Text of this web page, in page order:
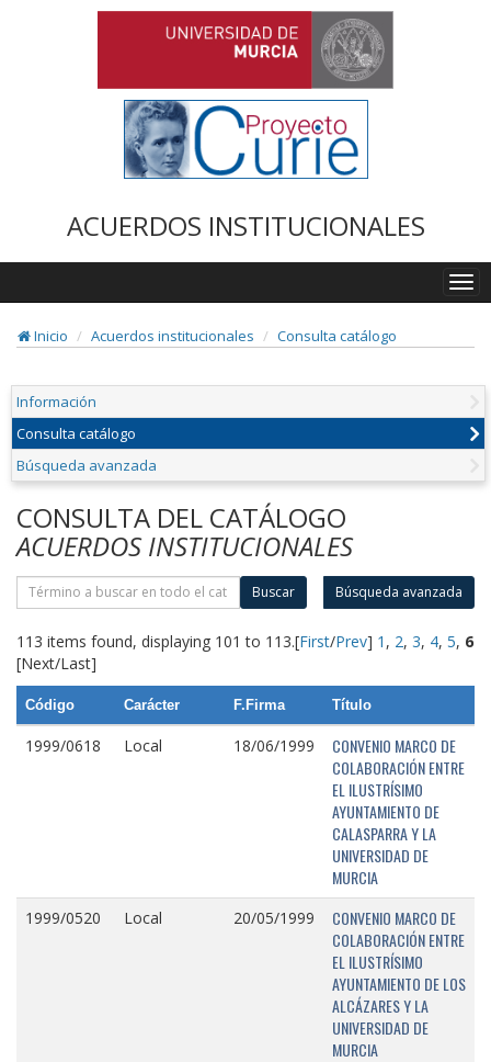
ACUERDOS INSTITUCIONALES
Inicio
Acuerdos institucionales Consulta catálogo
Información
Consulta catálogo
Búsqueda avanzada
CONSULTA DEL CATÁLOGO
ACUERDOS INSTITUCIONALES
Buscar Búsqueda avanzada
113 items found, displaying 101 to 113.[First/Prev] 1 , 2, 3, 4, 5, 6
[Next/Last]
Código Carácter F.Firma Título
1999/0618 Local 18/06/1999
CONVENIO MARCO DE
COLABORACIÓN ENTRE
EL ILUSTRÍSIMO
AYUNTAMIENTO DE
CALASPARRA Y LA
UNIVERSIDAD DE
MURCIA
1999/0520 Local 20/05/1999
CONVENIO MARCO DE
COLABORACIÓN ENTRE
EL ILUSTRÍSIMO
AYUNTAMIENTO DE LOS
ALCÁZARES Y LA
UNIVERSIDAD DE
MURCIA